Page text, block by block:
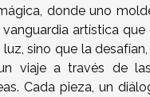
donde uno
artística
sino que la
viaje a través de
Cada pieza, un